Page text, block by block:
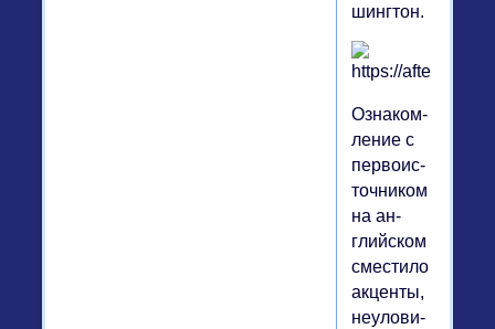
шинг­тон.
Озна­ком­
ле­ние с
пер­во­ис­
точ­ни­ком
на ан­
глий­ском
сме­сти­ло
ак­цен­ты,
неуло­ви­